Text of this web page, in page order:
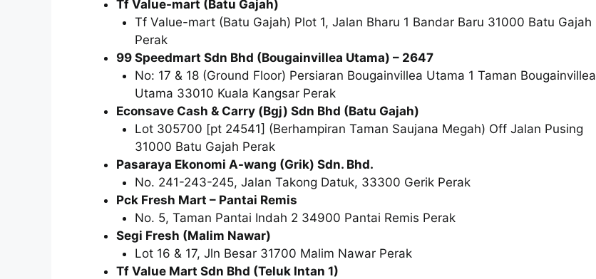
Tf Value-mart (Batu Gajah)
Tf Value-mart (Batu Gajah) Plot 1, Jalan Bharu 1 Bandar Baru 31000 Batu Gajah
Perak
99 Speedmart Sdn Bhd (Bougainvillea Utama) – 2647
No: 17 & 18 (Ground Floor) Persiaran Bougainvillea Utama 1 Taman Bougainvillea
Utama 33010 Kuala Kangsar Perak
Econsave Cash & Carry (Bgj) Sdn Bhd (Batu Gajah)
Lot 305700 [pt 24541] (Berhampiran Taman Saujana Megah) Off Jalan Pusing
31000 Batu Gajah Perak
Pasaraya Ekonomi A-wang (Grik) Sdn. Bhd.
No. 241-243-245, Jalan Takong Datuk, 33300 Gerik Perak
Pck Fresh Mart – Pantai Remis
No. 5, Taman Pantai Indah 2 34900 Pantai Remis Perak
Segi Fresh (Malim Nawar)
Lot 16 & 17, Jln Besar 31700 Malim Nawar Perak
Tf Value Mart Sdn Bhd (Teluk Intan 1)